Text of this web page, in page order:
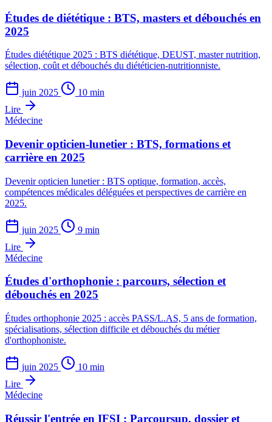
Études de diététique : BTS, masters et débouchés en
2025
Études diététique 2025 : BTS diététique, DEUST, master nutrition,
sélection, coût et débouchés du diététicien-nutritionniste.
juin 2025
10 min
Lire
Médecine
Devenir opticien-lunetier : BTS, formations et
carrière en 2025
Devenir opticien lunetier : BTS optique, formation, accès,
compétences médicales déléguées et perspectives de carrière en
2025.
juin 2025
9 min
Lire
Médecine
Études d'orthophonie : parcours, sélection et
débouchés en 2025
Études orthophonie 2025 : accès PASS/L.AS, 5 ans de formation,
spécialisations, sélection difficile et débouchés du métier
d'orthophoniste.
juin 2025
10 min
Lire
Médecine
Réussir l'entrée en IFSI : Parcoursup, dossier et